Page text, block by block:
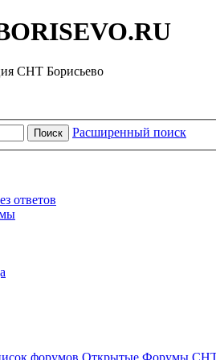
СНТ Борисьево
Поиск Расширенный поиск
ответов